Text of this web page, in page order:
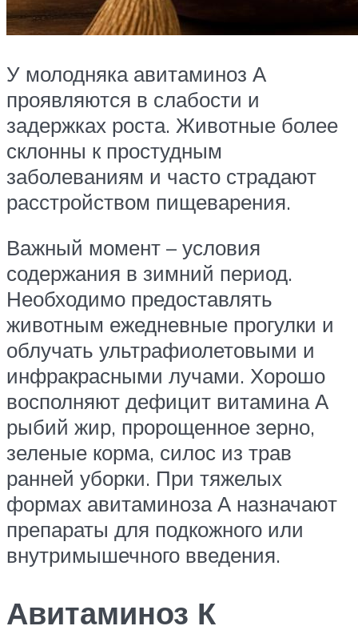
У молодняка авитаминоз А
проявляются в слабости и
задержках роста. Животные более
склонны к простудным
заболеваниям и часто страдают
расстройством пищеварения.
Важный момент – условия
содержания в зимний период.
Необходимо предоставлять
животным ежедневные прогулки и
облучать ультрафиолетовыми и
инфракрасными лучами. Хорошо
восполняют дефицит витамина А
рыбий жир, пророщенное зерно,
зеленые корма, силос из трав
ранней уборки. При тяжелых
формах авитаминоза А назначают
препараты для подкожного или
внутримышечного введения.
Авитаминоз К